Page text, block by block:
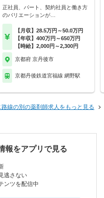
正社員、パート、契約社員と働き方
のバリエーションが…
【月収】28.5万円～50.0万円
【年収】400万円～650万円
【時給】2,000円～2,300円
京都府 京丹後市
京都丹後鉄道宮福線 網野駅
線の別の薬剤師求人をもっと見る
報をアプリで見る
逃さない
ンツを配信中